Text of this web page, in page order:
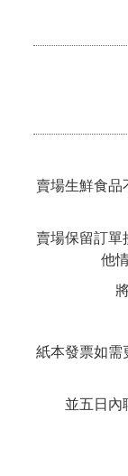
賣場生鮮食品
賣場保留訂單
他
紙本發票如需
並五日內